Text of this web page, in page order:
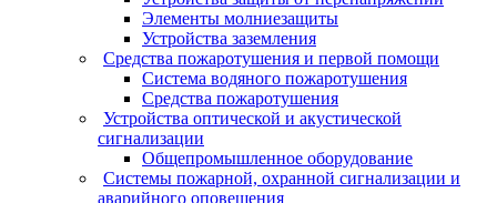
Элементы молниезащиты
Устройства заземления
Средства пожаротушения и первой помощи
Система водяного пожаротушения
Средства пожаротушения
Устройства оптической и акустической
сигнализации
Общепромышленное оборудование
Системы пожарной, охранной сигнализации и
аварийного оповещения